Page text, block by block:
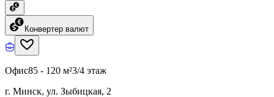
Конвертер валют
Офис85 - 120 м²3/4 этаж
г. Минск, ул. Зыбицкая, 2